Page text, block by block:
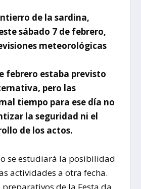
de la sardina,
sábado 7 de febrero,
meteorológicas
febrero estaba previsto
pero las
tiempo para ese día no
la seguridad ni el
de los actos.
se estudiará la posibilidad
actividades a otra fecha.